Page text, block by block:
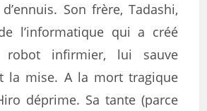
Son frère, Tadashi,
l’informatique qui a créé
robot infirmier, lui sauve
la mise. A la mort tragique
déprime. Sa tante (parce